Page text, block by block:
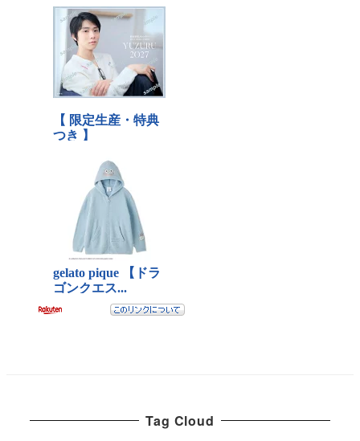
Tag Cloud